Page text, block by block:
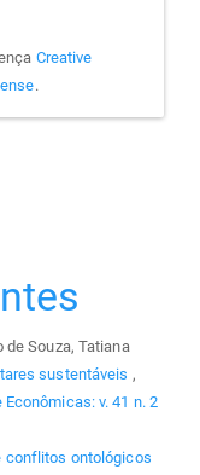
Creative
.
de Souza, Tatiana
sustentáveis ,
v. 41 n. 2
conflitos ontológicos